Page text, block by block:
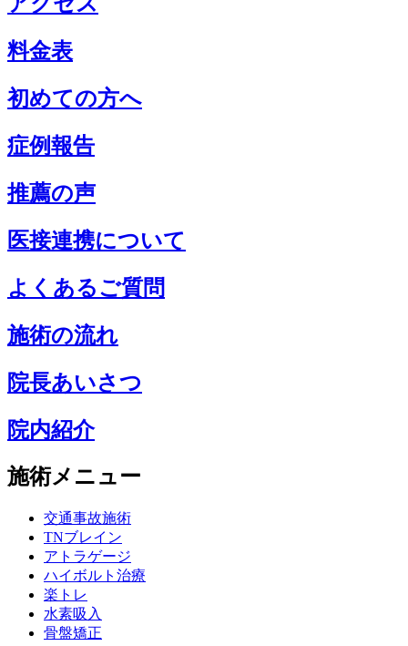
料金表
初めての方へ
症例報告
推薦の声
医接連携について
よくあるご質問
施術の流れ
院長あいさつ
院内紹介
施術メニュー
交通事故施術
TNブレイン
アトラゲージ
ハイボルト治療
楽トレ
水素吸入
骨盤矯正